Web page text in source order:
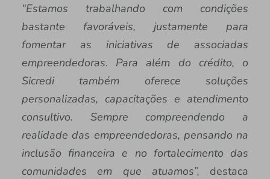
“Estamos trabalhando com condições
bastante favoráveis, justamente para
fomentar as iniciativas de associadas
empreendedoras. Para além do crédito, o
Sicredi também oferece soluções
personalizadas, capacitações e atendimento
consultivo. Sempre compreendendo a
realidade das empreendedoras, pensando na
inclusão financeira e no fortalecimento das
comunidades em que atuamos”, destaca